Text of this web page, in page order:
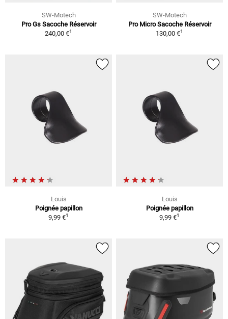
SW-Motech
Pro Gs Sacoche Réservoir
240,00 €1
SW-Motech
Pro Micro Sacoche Réservoir
130,00 €1
Louis
Poignée papillon
9,99 €1
Louis
Poignée papillon
9,99 €1